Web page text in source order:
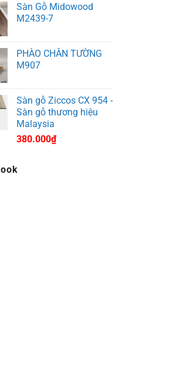
Sàn Gỗ Midowood
M2439-7
PHÀO CHÂN TƯỜNG
M907
Sàn gỗ Ziccos CX 954 -
Sàn gỗ thương hiệu
Malaysia
380.000₫